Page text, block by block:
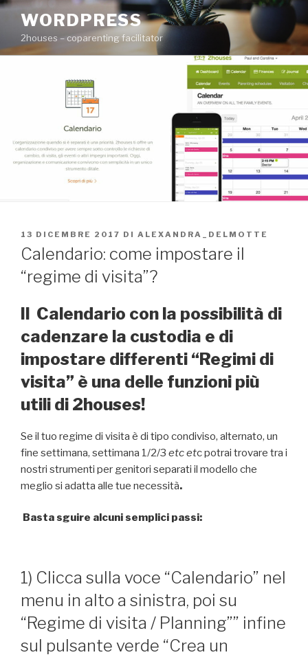
Salta
contenuto
WORDPRESS
2houses – coparenting facilitator
PUBBLICATO
IL
13 DICEMBRE 2017 DI ALEXANDRA_DELMOTTE
Calendario: come impostare il
“regime di visita”?
Il Calendario con la possibilità di
cadenzare la custodia e di
impostare differenti “Regimi di
visita” è una delle funzioni più
utili di 2houses!
Se il tuo regime di visita è di tipo condiviso, alternato, un
fine settimana, settimana 1/2/3 etc etc potrai trovare tra i
nostri strumenti per genitori separati il modello che
meglio si adatta alle tue necessità.
Basta sguire alcuni semplici passi:
1) Clicca sulla voce “Calendario” nel
menu in alto a sinistra, poi su
“Regime di visita / Planning”” infine
sul pulsante verde “Crea un